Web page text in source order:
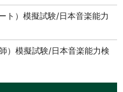
ト）模擬試験/日本音楽能力
）模擬試験/日本音楽能力検